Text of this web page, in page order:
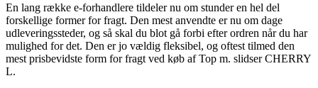
En lang række e-forhandlere tildeler nu om stunder en hel del
forskellige former for fragt. Den mest anvendte er nu om dage
udleveringssteder, og så skal du blot gå forbi efter ordren når du har
mulighed for det. Den er jo vældig fleksibel, og oftest tilmed den
mest prisbevidste form for fragt ved køb af Top m. slidser CHERRY
L.